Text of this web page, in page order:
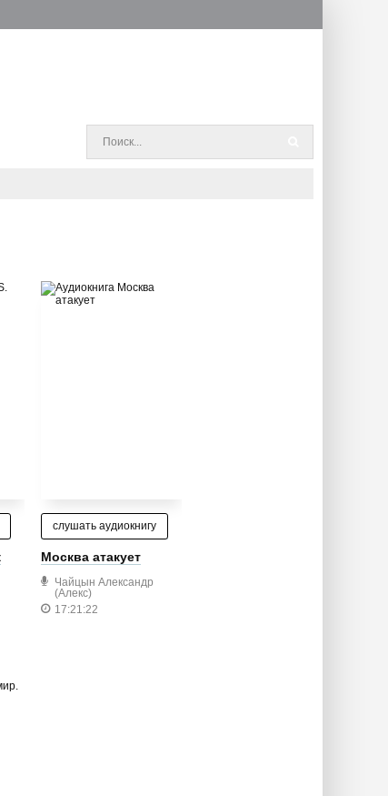
слушать аудиокнигу
Москва атакует
Чайцын Александр
(Алекс)
17:21:22